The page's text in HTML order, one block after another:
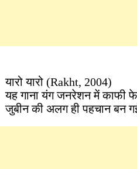
यारो यारो (Rakht, 2004)
यह गाना यंग जनरेशन में
जुबीन की अलग ही पहचान बन